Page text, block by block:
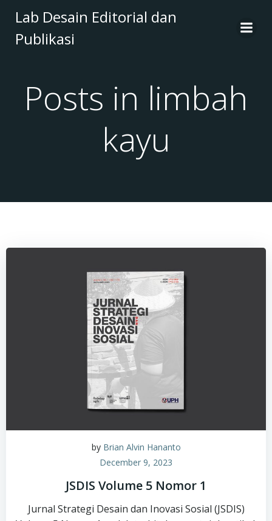
to
Lab Desain Editorial dan
Publikasi
Posts in limbah
kayu
by Brian Alvin Hananto
December 9, 2023
JSDIS Volume 5 Nomor 1
Jurnal Strategi Desain dan Inovasi Sosial (JSDIS)